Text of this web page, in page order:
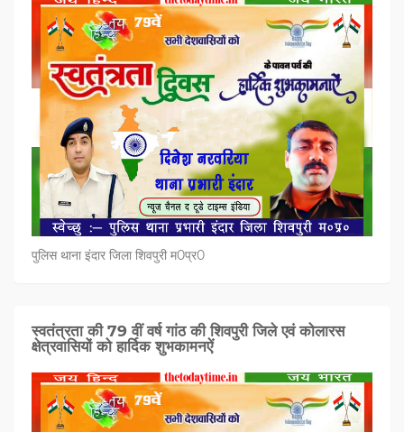
पुलिस थाना इंदार जिला शिवपुरी म0प्र0
स्वतंत्रता की 79 वीं वर्ष गांठ की शिवपुरी जिले एवं कोलारस
क्षेत्रवासियों को हार्दिक शुभकामनऐं